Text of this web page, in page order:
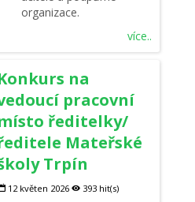
organizace.
více..
na
pracovní
ředitelky/
Mateřské
Trpín
12 květen 2026 393 hit(s)